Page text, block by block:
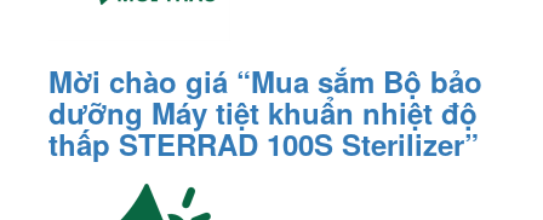
Mời chào giá “Mua sắm Bộ bảo
dưỡng Máy tiệt khuẩn nhiệt độ
thấp STERRAD 100S Sterilizer”